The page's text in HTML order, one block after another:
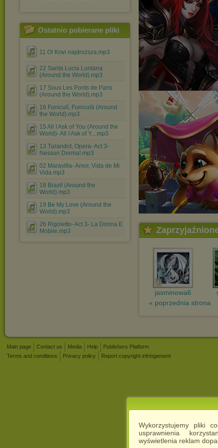
Wykorzystujemy pliki
usprawnienia
wyświetlenia reklam
Ostatnio pobierane pliki
11 O! Krwi najdroższa.mp3
22 Santa Lucia Luntana
(Around the World).mp3
17 Sous Les Ponts de Paris
(Around the World).mp3
16 Funiculí, Funiculà (Around
the World).mp3
15 All I Ask of You (Around the
World)- All I Ask of Y....mp3
13 Turandot, Opera- Act 3-
Nessun Dorma!.mp3
02 Maravilla- Amor, Vida de Mi
Vida.mp3
18 Brazil (Around the
World).mp3
19 Be My Love (Around the
World).mp3
26 Rigoletto- Act 3- La Donna E
Mobile.mp3
jasminowa6
« poprzednia strona
Main page Contact us Media Help
Publishers Platform
Terms and conditions
Privacy policy Report copyright infringement